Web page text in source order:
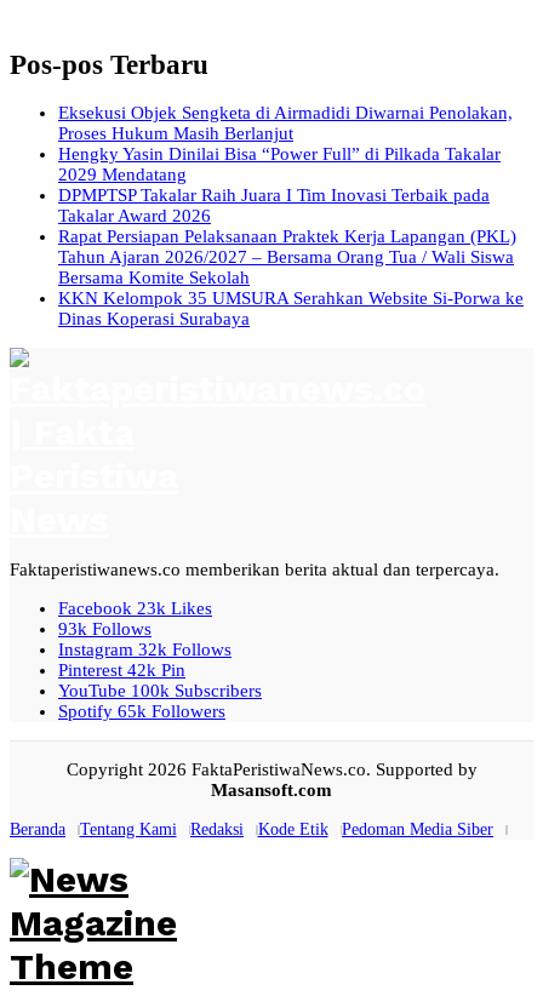
Pos-pos Terbaru
Eksekusi Objek Sengketa di Airmadidi Diwarnai Penolakan,
Proses Hukum Masih Berlanjut
Hengky Yasin Dinilai Bisa “Power Full” di Pilkada Takalar
2029 Mendatang
DPMPTSP Takalar Raih Juara I Tim Inovasi Terbaik pada
Takalar Award 2026
Rapat Persiapan Pelaksanaan Praktek Kerja Lapangan (PKL)
Tahun Ajaran 2026/2027 – Bersama Orang Tua / Wali Siswa
Bersama Komite Sekolah
KKN Kelompok 35 UMSURA Serahkan Website Si-Porwa ke
Dinas Koperasi Surabaya
Faktaperistiwanews.co memberikan berita aktual dan terpercaya.
Facebook 23k Likes
93k Follows
Instagram 32k Follows
Pinterest 42k Pin
YouTube 100k Subscribers
Spotify 65k Followers
Copyright 2026 FaktaPeristiwaNews.co. Supported by
Masansoft.com
Beranda Tentang Kami Redaksi Kode Etik Pedoman Media Siber